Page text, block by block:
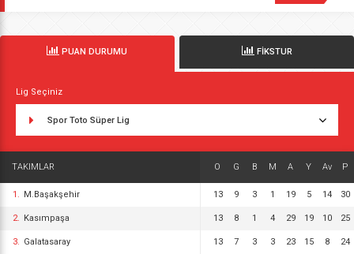
PUAN DURUMU FİKSTUR
Lig Seçiniz
Spor Toto Süper Lig
TAKIMLAR O G B M A Y Av P
1. M.Başakşehir 13 9 3 1 19 5 14 30
2. Kasımpaşa 13 8 1 4 29 19 10 25
3. Galatasaray 13 7 3 3 23 15 8 24